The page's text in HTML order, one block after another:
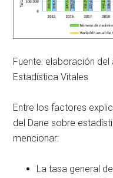
Fuente: elaboración
Estadística Vitales
Entre los factores
del Dane sobre
mencionar:
La tasa general